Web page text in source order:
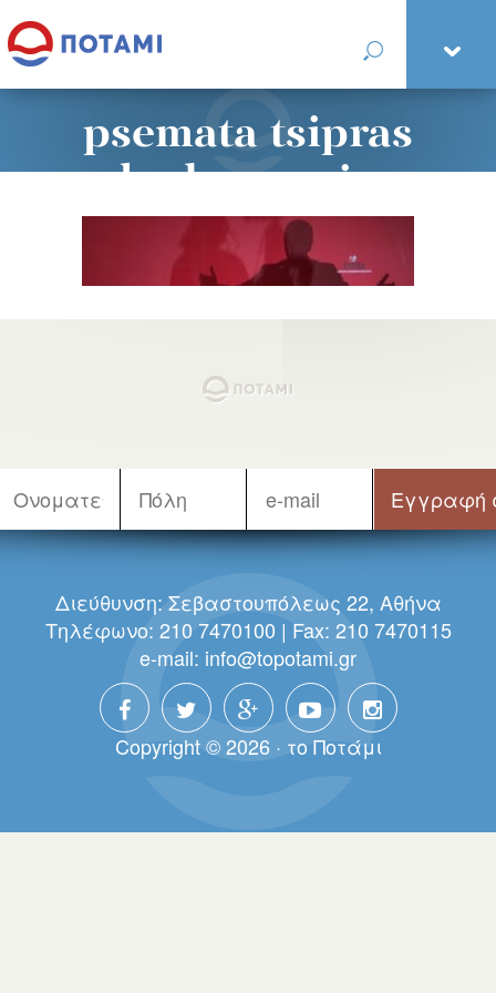
psemata tsipras
shadow suriza
Διεύθυνση: Σεβαστουπόλεως 22, Αθήνα
Τηλέφωνο: 210 7470100 | Fax: 210 7470115
e-mail: info@topotami.gr
Copyright © 2026 · τo Πoτάμι